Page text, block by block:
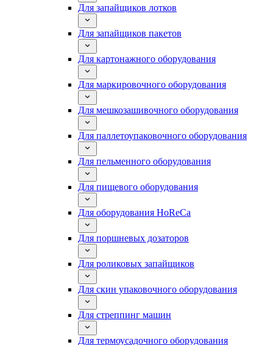
Для запайщиков лотков
Для запайщиков пакетов
Для картонажного оборудования
Для маркировочного оборудования
Для мешкозашивочного оборудования
Для паллетоупаковочного оборудования
Для пельменного оборудования
Для пищевого оборудования
Для оборудования HoReCa
Для поршневых дозаторов
Для роликовых запайщиков
Для скин упаковочного оборудования
Для стреппинг машин
Для термоусадочного оборудования